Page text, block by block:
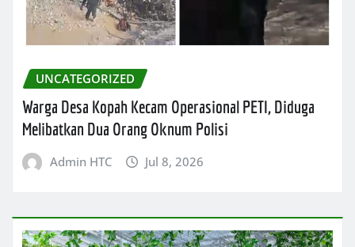
UNCATEGORIZED
Warga Desa Kopah Kecam Operasional PETI, Diduga
Melibatkan Dua Orang Oknum Polisi
Admin HTC Jul 8, 2026